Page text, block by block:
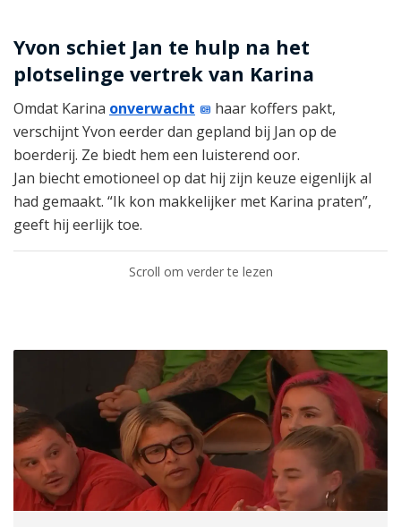
Yvon schiet Jan te hulp na het
plotselinge vertrek van Karina
Omdat Karina onverwacht
haar koffers pakt,
verschijnt Yvon eerder dan gepland bij Jan op de
boerderij. Ze biedt hem een luisterend oor.
Jan biecht emotioneel op dat hij zijn keuze eigenlijk al
had gemaakt. “Ik kon makkelijker met Karina praten”,
geeft hij eerlijk toe.
Scroll om verder te lezen